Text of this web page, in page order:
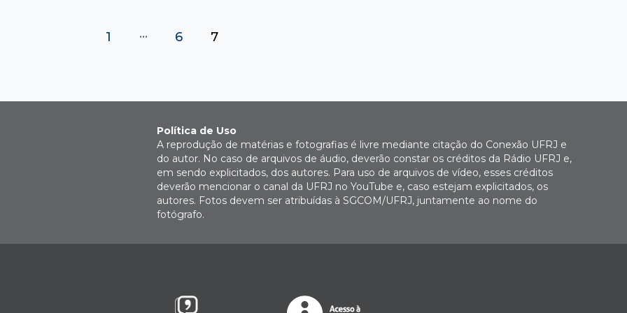
1 … 6 7
Política de Uso
A reprodução de matérias e fotografias é livre mediante citação do Conexão UFRJ e
do autor. No caso de arquivos de áudio, deverão constar os créditos da Rádio UFRJ e,
em sendo explicitados, dos autores. Para uso de arquivos de vídeo, esses créditos
deverão mencionar o canal da UFRJ no YouTube e, caso estejam explicitados, os
autores. Fotos devem ser atribuídas à SGCOM/UFRJ, juntamente ao nome do
fotógrafo.